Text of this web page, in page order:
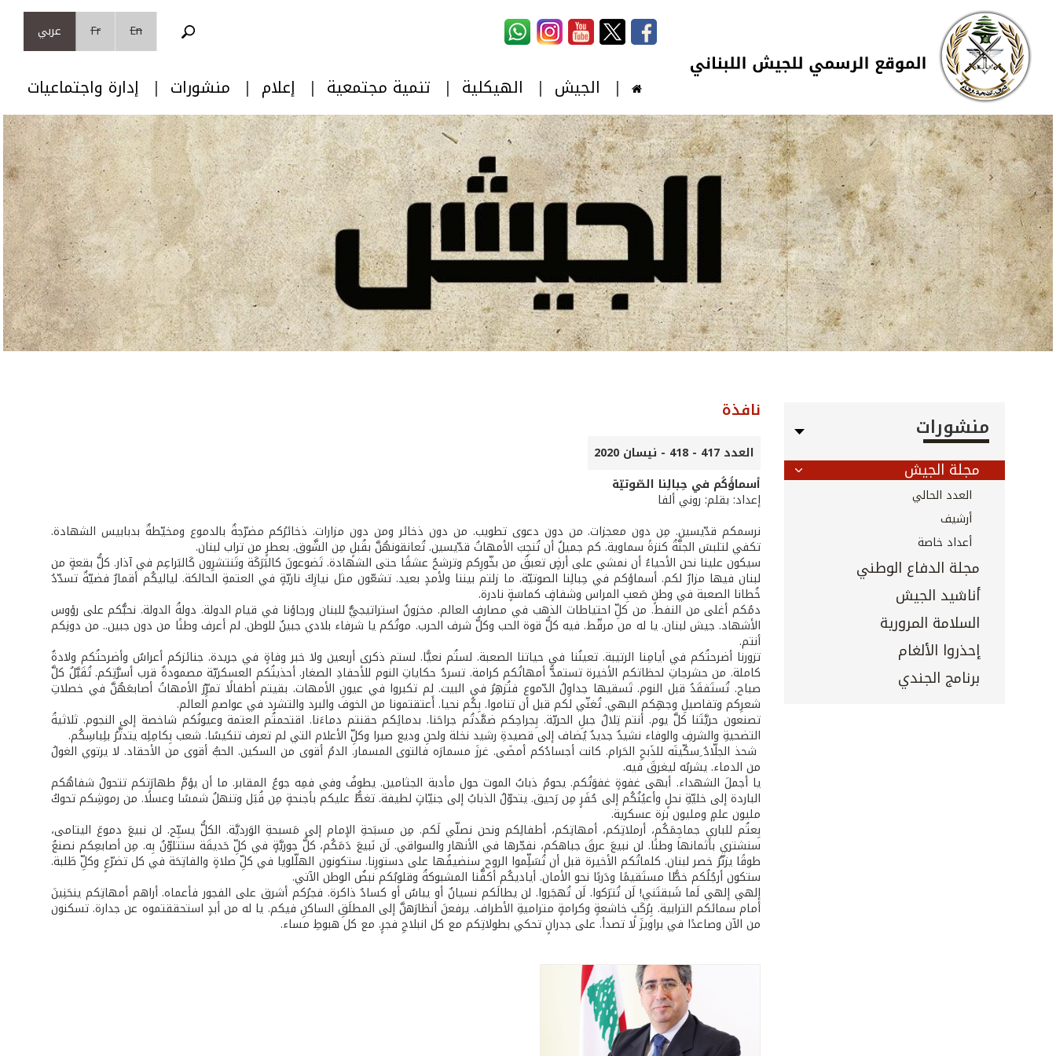
تجاوز إلى المحتوى الرئيسي
Skip to navigation
En
Fr عربي
الجيش الهيكلية تنمية مجتمعية إعلام منشورات إدارة واجتماعيات
منشورات
مجلة الجيش
العدد الحالي
أرشيف
أعداد خاصة
مجلة الدفاع الوطني
أناشيد الجيش
السلامة المرورية
إحذروا الألغام
برنامج الجندي
نافذة
العدد 417 - 418 - نيسان 2020
أسماؤُكُم في حِبالِنا الصّوتيّة
إعداد: بقلم: روني ألفا
نرسمكم قدّيسين. مِن دون معجزات. من دون دعوى تطويب. من دون ذخائر ومن دون مزارات. ذخائرُكم مضرّجةٌ بالدموع ومخيّطةٌ بدبابيس الشهادة.
تكفي لتلبسَ الجنَّةُ كنزةً سماوية. كم جميلٌ أن تُنجِبَ الأمهاتُ قدّيسين. تُعانقونهُنَّ بقُبلٍ مِن الشَّوق. بعطرٍ من تراب لبنان.
سيكون علينا نحن الأحياءُ أن نمشي على أرضٍ تعبقُ من بخّورِكم وترشحُ عشقًا حتى الشهادة. تَضوعونَ كالبَرَكَة وتَنتشرِون كَالبَراعِم في آذار. كلُّ بقعةٍ من
لبنان فيها مزارٌ لكم. أسماؤكم في حِبالِنا الصوتيّة. ما زلتم بيننا ولأمدٍ بعيد. تشعّون مثل نيازِكَ ناريّةٍ في العتمةِ الحالكة. لياليكُم أقمارٌ فضيّةٌ تسدّدُ
خُطانا الصعبة في وطنٍ صَعبِ المراس وشفافٍ كماسَةٍ نادرة.
دمُكم أغلى من النفط. من كلِّ احتياطات الذهب في مصارف العالم. مخزونٌ استراتيجيٌّ للبنان ورجاؤنا في قيام الدولة. دولةُ الدولة. نحبُّكم على رؤوس
الأشهاد. جيش لبنان. يا له من مرقّط. فيه كلُّ قوة الحب وكلُّ شرف الحرب. موتُكم يا شرفاء بلادي جبينٌ للوطن. لم أعرف وطنًا من دون جبين.. من دونِكم
أنتم.
تزورنا أضرحتُكم في أيامِنا الرتيبة. تعينُنا في حياتنا الصعبة. لستُم نعيًّا. لستم ذكرى أربعين ولا خبر وفاةٍ في جريدة. جنائزكم أعراسٌ وأضرحتُكم ولادةٌ
كاملة. من حشرجاتِ لحظاتكم الأخيرة تستمدُّ أمهاتُكم كرامة. تسردُ حكاياتِ النوم للأحفادِ الصغار. أحذيتُكم العسكريّة مصمودةٌ قرب أسرَّتِكم. تُقَبَّلُ كلَّ
صباح. تُستَفقَدُ قبل النوم. تَسقيها جداوِلُ الدّموع فتُزهِرُ في البيت. لم تكبروا في عيونِ الأمهات. بقيتم أطفالًا تمرِّرُ الأمهاتُ أصابعَهُنَّ في خصلاتِ
شعرِكم وتفاصيلِ وجهِكم البهي. تُغنّي لكم قبل أن تناموا. بِكُم نحيا. أَعتقتمونا من الخوف والبرد والتشرد في عواصمِ العالم.
تصنعون حريَّتَنا كلَّ يوم. أنتم تِلالُ جبلِ الحريّة. بِجراحِكم ضمَّدتُم جراحَنا. بدمائِكم حقنتم دماءَنا. اقتحمتُم العتمة وعيونُكم شاخصة إلى النجوم. ثلاثيةُ
التضحيةِ والشرفِ والوفاء نشيدٌ جديدٌ يُضاف إلى قصيدةِ رشيد نخلة ولحنِ وديع صبرا وكلِّ الأعلام التي لم تعرف تنكيسًا. شعب بِكامِلِه يتدثَّرُ بلِباسِكُم.
شحذ الجلّادُ ِسكّينَه للذَبحِ الحَرام. كانت أجسادُكم أمضَى. غرزَ مسمارَه فالتوى المسمار. الدمُ أقوى من السكين. الحبُّ أقوى من الأحقاد. لا يرتوي الغولُ
من الدماء. يشربُه ليغرقَ فيه.
يا أجملَ الشهداء. أبهى غفوةٍ غفوَتُكم. يحومُ ذبابُ الموت حول مأدبة الجثامين. يطوفُ وفي فمِه جوعُ المقابر. ما أن يؤمَّ طهارَتكم تتحولُ شفاهُكم
الباردة إلى خليّةِ نحلٍ وأعيُنُكُم إلى حُفَرٍ مِن رَحيق. يتحوّلُ الذبابُ إلى جنيّاتٍ لطيفة. تغطُّ عليكم بأجنحةٍ مِن قُبَل وتنهلُ شمسًا وعسلًا. من رموشِكم تحوكُ
مليون علمٍ ومليون بزة عسكرية.
بِعتُم للباري جماجِمَكُم، أرملاتِكم، أمهاتِكم، أطفالِكم ونحن نصلّي لَكم. مِن مسبَحةِ الإمام إلى مَسبحةِ الوَرديَّة. الكلُّ يسبِّح. لن نبيعَ دموعَ اليتامى،
سنشتري بأثمانها وطنًا. لن نبيعَ عرقَ جباهكم، نفجّرها في الأنهار والسواقي. لَن نَبيعَ دَمَكُم، كلُّ جوريَّةٍ في كلِّ حَديقَة ستتلوّنُ بِه. مِن أصابعِكم نصنعُ
طوقًا يزنّرُ خصر لبنان. كلماتُكم الأخيرة قبل أن تُسَلِّموا الروح سنضيفُها على دستورِنا. ستكونون الهلّلويا في كلِّ صلاةٍ والفاتِحَة في كل تضرّعٍ وكلِّ طَلبة.
ستكون أرجُلُكم خطًّا مستَقيمًا ودَربًا نحو الأمان. أياديكُم أكفُّنا المشبوكةُ وقلوبُكم نبضُ الوطن الآتي.
إلهي إلهي لَما شَبقتَني! لَن تُترَكوا. لَن تُهجَروا. لن يطالَكم نسيانٌ أو يباسٌ أو كسادُ ذاكرة. فجرُكم أشرق على الفجور فأعماه. أراهم أمهاتِكم ينحَنِينَ
أمام سمائكم الترابية. بِرُكَبٍ خاشعةٍ وكرامةٍ متراميةِ الأطراف. يرفعنَ أنظارَهنَّ إلى المطلَقِ الساكنِ فيكم. يا له من أبدٍ استحققتموه عن جدارة. تسكنون
من الآن وصاعدًا في براويزَ لا تصدأ. على جدرانٍ تحكي بطولاتِكم مع كل انبلاجِ فجرٍ. مع كل هبوطِ مساء.